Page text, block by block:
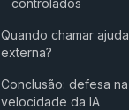
controlados
Quando chamar ajuda
externa?
Conclusão: defesa na
velocidade da IA